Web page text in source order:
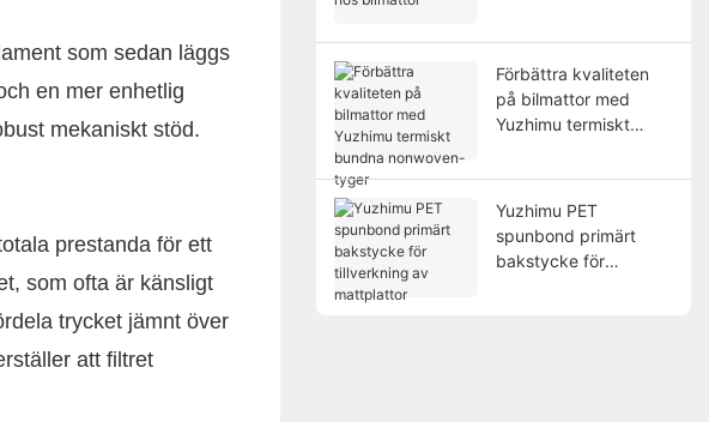
som sedan läggs
en mer enhetlig
mekaniskt stöd.
prestanda för ett
som ofta är känsligt
trycket jämnt över
att filtret
Förbättra kvaliteten
på bilmattor med
Yuzhimu termiskt
tyger
Yuzhimu PET
spunbond primärt
bakstycke för